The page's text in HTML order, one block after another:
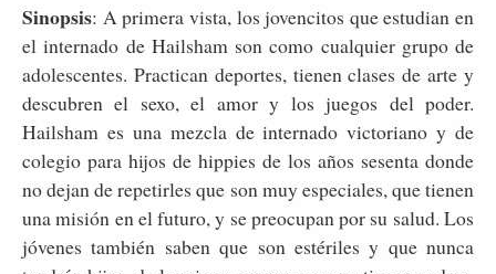
Sinopsis: A primera vista, los jovencitos que estudian en
el internado de Hailsham son como cualquier grupo de
adolescentes. Practican deportes, tienen clases de arte y
descubren el sexo, el amor y los juegos del poder.
Hailsham es una mezcla de internado victoriano y de
colegio para hijos de hippies de los años sesenta donde
no dejan de repetirles que son muy especiales, que tienen
una misión en el futuro, y se preocupan por su salud. Los
jóvenes también saben que son estériles y que nunca